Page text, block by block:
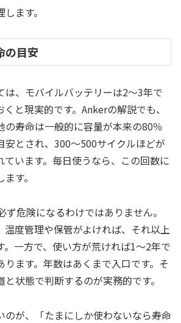
ます。
の目安
は、モバイルバッテリーは2〜3年で
と現実的です。Ankerの解説でも、
の寿命は一般的に容量が本来の80％
安とされ、300〜500サイクルほどが
ています。毎日使うなら、この回数に
す。
ず危険になるわけではありません。
温度管理や保管がよければ、それ以上
。一方で、使い方が荒ければ1〜2年で
ります。年数はあくまで入口です。そ
状態で判断するのが実務的です。
のが、「たまにしか使わないなら寿命